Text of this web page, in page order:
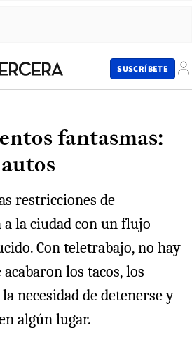
SUSCRÍBETE
fantasmas:
restricciones de
la ciudad con un flujo
Con teletrabajo, no hay
los tacos, los
necesidad de detenerse y
algún lugar.